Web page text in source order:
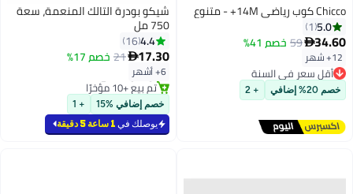
Chicco كوب رياضي 14M+ - متنوع
5.0
1
34.60
59 خصم 41%
12+ شهرأقل سعر في السنة
توصيل مجاني
أقل سعر في السنة
خصم 20% إضافي + 2
شيكو بودرة التالك المنعمة، سعة
750 مل
4.4
16
17.30
21 خصم 17%
6+ أشهر
#7 في مستلزمات حمام الأطفال
توصيل مجاني
تم بيع +10 مؤخرًا
#7 في مستلزمات حمام الأطفال
خصم إضافي %15 + 1
يوصلك في 1 ساعة 5 دقيقة